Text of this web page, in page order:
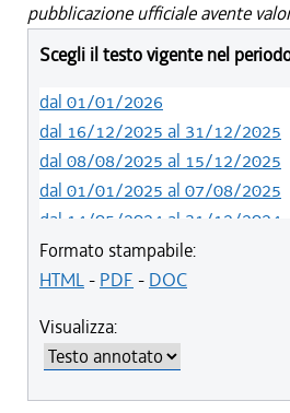
pubblicazione ufficiale avente
Scegli il testo vigente nel
dal 01/01/2026
dal 16/12/2025 al 31/12/2025
dal 08/08/2025 al 15/12/2025
dal 01/01/2025 al 07/08/2025
dal 14/05/2024 al 31/12/2024
dal 01/01/2024 al 13/05/2024
dal 01/01/2020 al 31/12/2023
dal 10/08/2019 al 18/12/2019
dal 01/01/2019 al 09/08/2019
dal 08/11/2018 al 31/12/2018
Formato stampabile:
HTML- PDF - DOC
Visualizza: